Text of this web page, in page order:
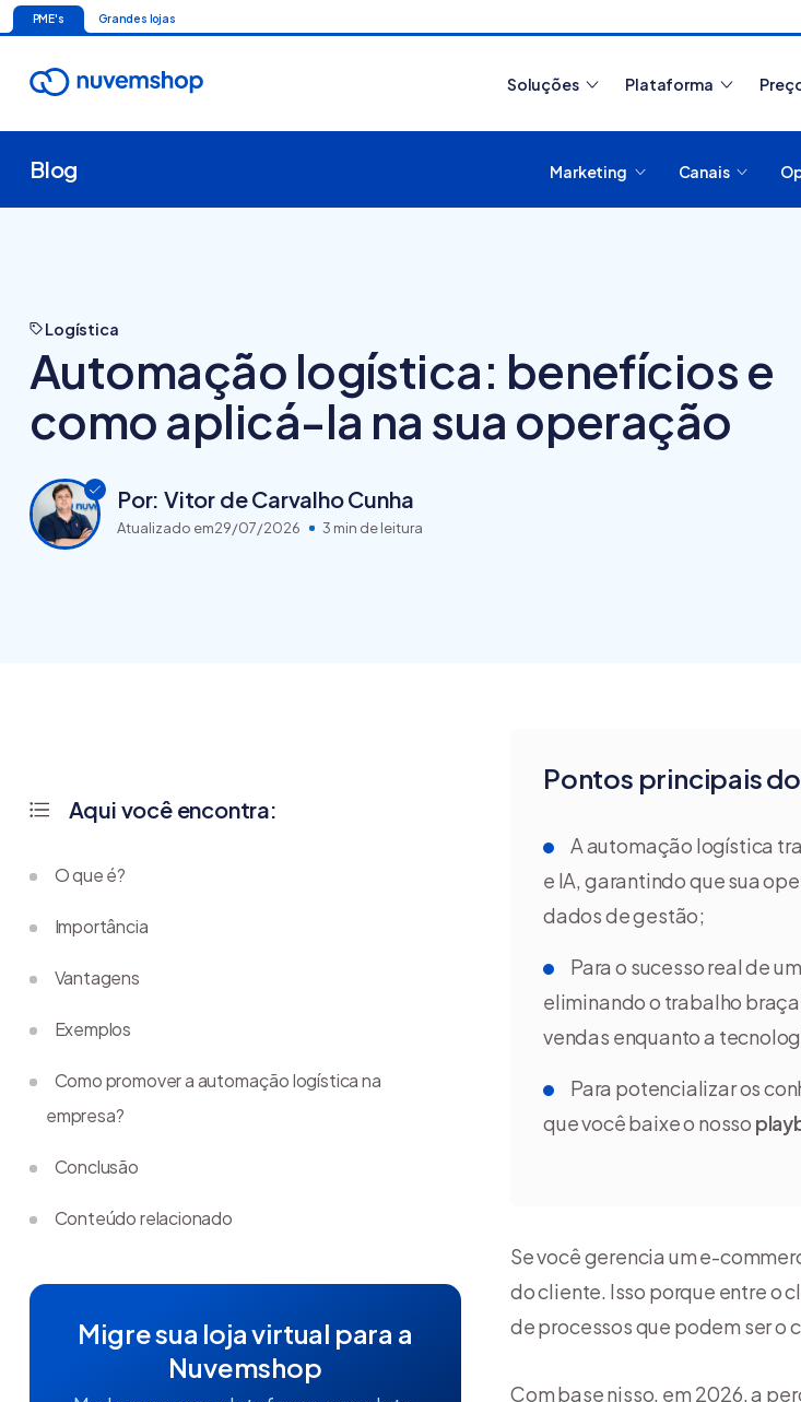
PME's Grandes lojas
Soluções Plataforma
Blog Marketing Canais
Logística
Automação logística: benefícios e
como aplicá-la na sua operação
Por: Vitor de Carvalho Cunha
Atualizado em29/07/2026 3 min de leitura
Pontos principais
A automação logística
e IA, garantindo que sua
dados de gestão;
Para o sucesso real de
eliminando o trabalho
vendas enquanto a
Para potencializar os
que você baixe o nosso
Se você gerencia um e-
do cliente. Isso porque entre o
de processos que podem ser o
Com base nisso, em 2026, a
Aqui você encontra:
O que é?
Importância
Vantagens
Exemplos
Como promover a automação logística na
empresa?
Conclusão
Conteúdo relacionado
Migre sua loja virtual para a
Nuvemshop